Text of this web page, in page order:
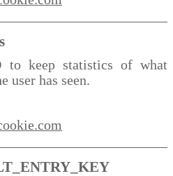
to keep statistics of what
user has seen.